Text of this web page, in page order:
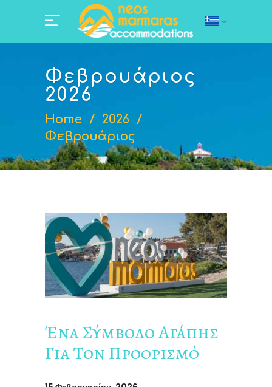
Φεβρουάριος
2026
Home / 2026 /
Φεβρουάριος
Ένα Σύμβολο Αγάπης
Για Τον Προορισμό